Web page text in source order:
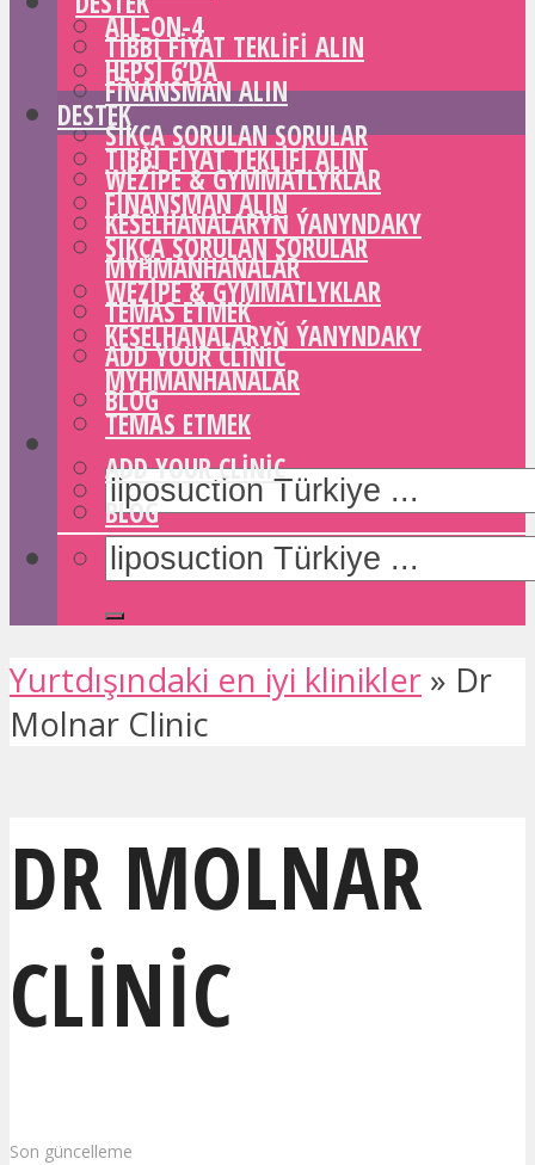
TIBBI FIYAT TEKLIFI ALIN
FINANSMAN ALIN
SIKÇA SORULAN SORULAR
WEZIPE & GYMMATLYKLAR
KESELHANALARYŇ ÝANYNDAKY
MYHMANHANALAR
TEMAS ETMEK
ADD YOUR CLINIC
BLOG
ALL-ON-4
HEPSI 6’DA
DESTEK
TIBBI FIYAT TEKLIFI ALIN
FINANSMAN ALIN
SIKÇA SORULAN SORULAR
WEZIPE & GYMMATLYKLAR
KESELHANALARYŇ ÝANYNDAKY
MYHMANHANALAR
TEMAS ETMEK
ADD YOUR CLINIC
BLOG
Yurtdışındaki en iyi klinikler » Dr
Molnar Clinic
DR MOLNAR
CLINIC
Son güncelleme